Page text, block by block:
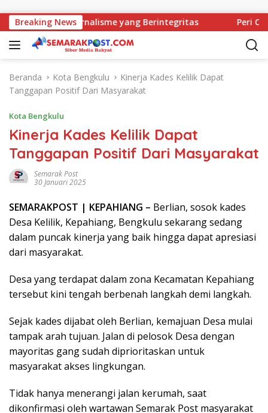
Breaking NewsJurnalisme yang Berintegritas Peri Cantik,
Beranda Kota Bengkulu
Kinerja Kades Kelilik Dapat
Tanggapan Positif Dari Masyarakat
Kota Bengkulu
Kinerja Kades Kelilik Dapat
Tanggapan Positif Dari Masyarakat
Semarak Post
30 Januari 2025
SEMARAKPOST | KEPAHIANG – Berlian, sosok kades
Desa Kelilik, Kepahiang, Bengkulu sekarang sedang
dalam puncak kinerja yang baik hingga dapat apresiasi
dari masyarakat.
Desa yang terdapat dalam zona Kecamatan Kepahiang
tersebut kini tengah berbenah langkah demi langkah.
Sejak kades dijabat oleh Berlian, kemajuan Desa mulai
tampak arah tujuan. Jalan di pelosok Desa dengan
mayoritas gang sudah diprioritaskan untuk
masyarakat akses lingkungan.
Tidak hanya menerangi jalan kerumah, saat
dikonfirmasi oleh wartawan Semarak Post masyarakat